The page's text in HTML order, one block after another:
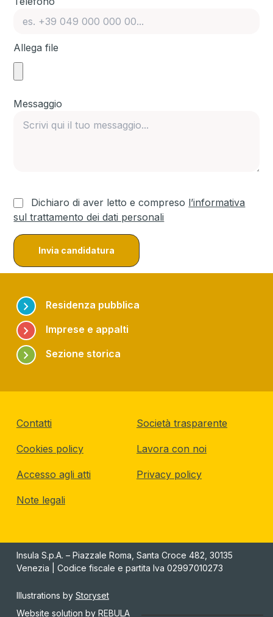
Allega file
Messaggio
Dichiaro di aver letto e compreso l’informativa
sul trattamento dei dati personali
chevron_right Residenza pubblica
chevron_right Imprese e appalti
chevron_right Sezione storica
Contatti Società trasparente
Cookies policy Lavora con noi
Accesso agli atti Privacy policy
Note legali
Insula S.p.A. – Piazzale Roma, Santa Croce 482, 30135
Venezia | Codice fiscale e partita Iva 02997010273
Illustrations by Storyset
Website solution by REBULA